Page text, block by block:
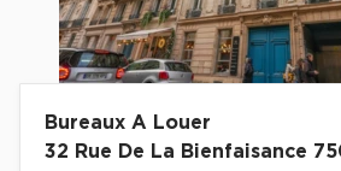
Bureaux A Louer
32 Rue De La Bienfaisance